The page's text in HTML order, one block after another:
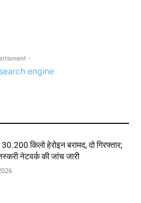
-
किलो हेरोइन बरामद, दो गिरफ्तार;
नेटवर्क की जांच जारी